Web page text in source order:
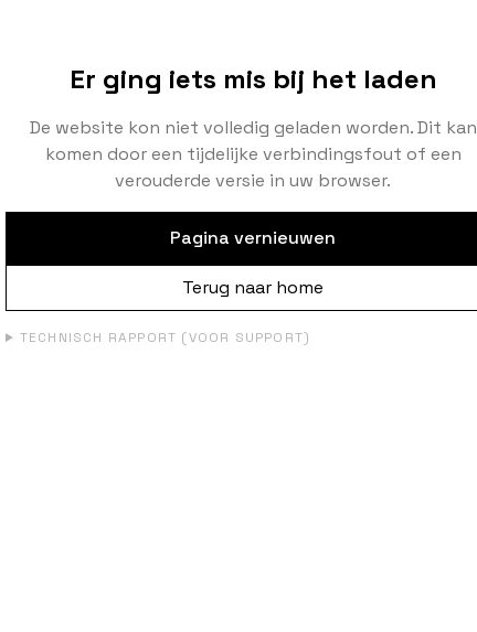
Er ging iets mis bij het laden
De website kon niet volledig geladen worden. Dit kan
komen door een tijdelijke verbindingsfout of een
verouderde versie in uw browser.
Pagina vernieuwen
Terug naar home
TECHNISCH RAPPORT (VOOR SUPPORT)